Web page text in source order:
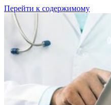
Перейти к содержимому